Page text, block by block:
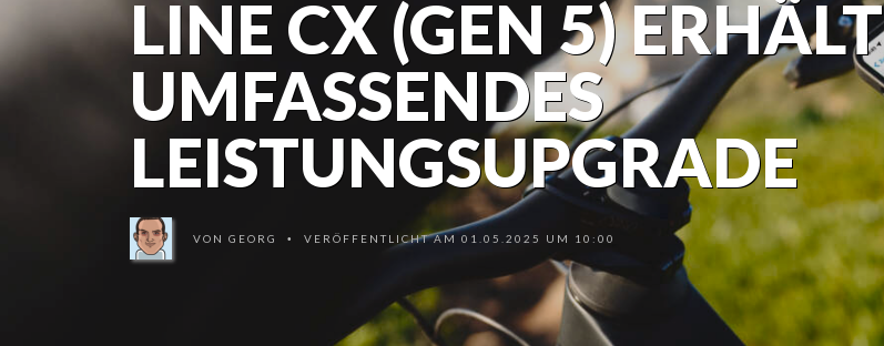
LINE CX (GEN 5) ERHÄLT
UMFASSENDES
LEISTUNGSUPGRADE
VON GEORG • VERÖFFENTLICHT AM 01.05.2025 UM 10:00